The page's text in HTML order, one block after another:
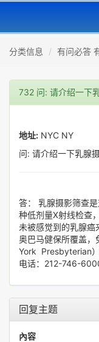
分类信息 有问必答
732 问: 请介绍一下
地址: NYC NY
问: 请介绍一下乳腺
答： 乳腺摄影筛查
种低剂量X射线检查
未被感觉到的乳腺癌
奥巴马健保所覆盖
York Presbyterian
电话：212-
回复主题
內容